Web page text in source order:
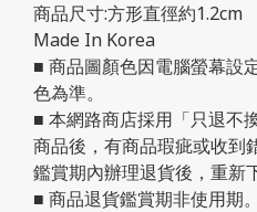
商品尺寸:方形直徑約1.2cm
Made In Korea
■ 商品圖顏色因電腦螢幕設
色為準。
■ 本網路商店採用「只退不
商品後，有商品瑕疵或收到
鑑賞期內辦理退貨後，重新
■ 商品退貨鑑賞期非使用期